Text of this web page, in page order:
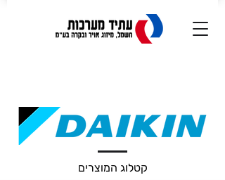
קטלוג המוצרים